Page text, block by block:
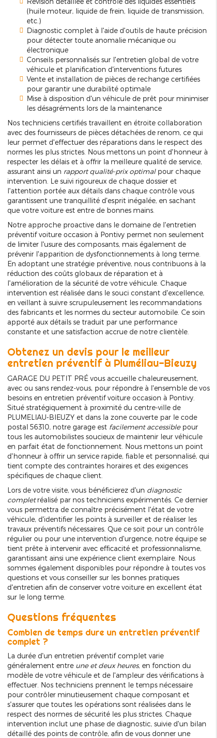
(huile moteur, liquide de frein, liquide de transmission,
etc.)
Diagnostic complet à l'aide d'outils de haute précision
pour détecter toute anomalie mécanique ou
électronique
Conseils personnalisés sur l'entretien global de votre
véhicule et planification d'interventions futures
Vente et installation de pièces de rechange certifiées
pour garantir une durabilité optimale
Mise à disposition d'un véhicule de prêt pour minimiser
les désagréments lors de la maintenance
Nos techniciens certifiés travaillent en étroite collaboration
avec des fournisseurs de pièces détachées de renom, ce qui
leur permet d'effectuer des réparations dans le respect des
normes les plus strictes. Nous mettons un point d'honneur à
respecter les délais et à offrir la meilleure qualité de service,
assurant ainsi un rapport qualité-prix optimalpour chaque
intervention. Le suivi rigoureux de chaque dossier et
l'attention portée aux détails dans chaque contrôle vous
garantissent une tranquillité d'esprit inégalée, en sachant
que votre voiture est entre de bonnes mains.
Notre approche proactive dans le domaine de l'entretien
préventif voiture occasion à Pontivy permet non seulement
de limiter l'usure des composants, mais également de
prévenir l'apparition de dysfonctionnements à long terme.
En adoptant une stratégie préventive, nous contribuons à la
réduction des coûts globaux de réparation et à
l'amélioration de la sécurité de votre véhicule. Chaque
intervention est réalisée dans le souci constant d'excellence,
en veillant à suivre scrupuleusement les recommandations
des fabricants et les normes du secteur automobile. Ce soin
apporté aux détails se traduit par une performance
constante et une satisfaction accrue de notre clientèle.
Obtenez un devis pour le meilleur
entretien préventif à Pluméliau-Bieuzy
GARAGE DU PETIT PRÉ vous accueille chaleureusement,
avec ou sans rendez-vous, pour répondre à l'ensemble de vos
besoins en entretien préventif voiture occasion à Pontivy.
Situé stratégiquement à proximité du centre-ville de
PLUMELIAU-BIEUZY et dans la zone couverte par le code
postal 56310, notre garage est facilement accessiblepour
tous les automobilistes soucieux de maintenir leur véhicule
en parfait état de fonctionnement. Nous mettons un point
d'honneur à offrir un service rapide, fiable et personnalisé, qui
tient compte des contraintes horaires et des exigences
spécifiques de chaque client.
Lors de votre visite, vous bénéficierez d'un diagnostic
completréalisé par nos techniciens expérimentés. Ce dernier
vous permettra de connaître précisément l'état de votre
véhicule, d'identifier les points à surveiller et de réaliser les
travaux préventifs nécessaires. Que ce soit pour un contrôle
régulier ou pour une intervention d'urgence, notre équipe se
tient prête à intervenir avec efficacité et professionnalisme,
garantissant ainsi une expérience client exemplaire. Nous
sommes également disponibles pour répondre à toutes vos
questions et vous conseiller sur les bonnes pratiques
d'entretien afin de conserver votre voiture en excellent état
sur le long terme.
Questions fréquentes
Combien de temps dure un entretien préventif
complet ?
La durée d'un entretien préventif complet varie
généralement entre une et deux heures, en fonction du
modèle de votre véhicule et de l'ampleur des vérifications à
effectuer. Nos techniciens prennent le temps nécessaire
pour contrôler minutieusement chaque composant et
s'assurer que toutes les opérations sont réalisées dans le
respect des normes de sécurité les plus strictes. Chaque
intervention inclut une phase de diagnostic, suivie d'un bilan
détaillé des points de contrôle, afin de vous donner une